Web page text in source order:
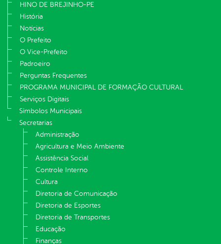
HINO DE BREJINHO-PE
História
Notícias
O Prefeito
O Vice-Prefeito
Padroeiro
Perguntas Frequentes
PROGRAMA MUNICIPAL DE FORMAÇÃO CULTURAL
Serviços Digitais
Símbolos Municipais
Secretarias
Administração
Agricultura e Meio Ambiente
Assistência Social
Controle Interno
Cultura
Diretoria de Comunicação
Diretoria de Esportes
Diretoria de Transportes
Educação
Finanças